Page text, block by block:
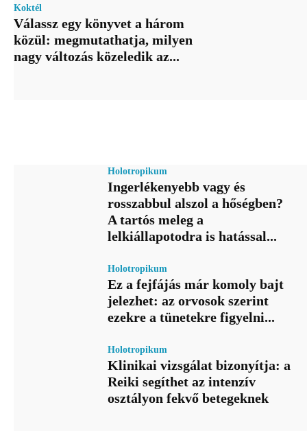
Koktél
Válassz egy könyvet a három
közül: megmutathatja, milyen
nagy változás közeledik az...
Holotropikum
Ingerlékenyebb vagy és
rosszabbul alszol a hőségben?
A tartós meleg a
lelkiállapotodra is hatással...
Holotropikum
Ez a fejfájás már komoly bajt
jelezhet: az orvosok szerint
ezekre a tünetekre figyelni...
Holotropikum
Klinikai vizsgálat bizonyítja: a
Reiki segíthet az intenzív
osztályon fekvő betegeknek